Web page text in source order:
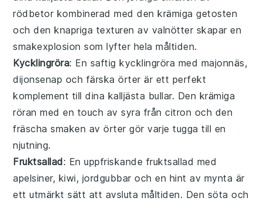
rödbetor kombinerad med den krämigagetosten
och den knapriga texturen av valnötter skapar en
smakexplosion som lyfter hela måltiden.
Kycklingröra: En saftigkycklingröra med majonnäs,
dijonsenap och färskaörter är ett perfekt
komplement till dina kalljästa bullar. Den krämiga
röran med en touch av syra fråncitron och den
fräscha smaken avörter gör varje tugga till en
njutning.
Fruktsallad: En uppfriskande fruktsallad med
apelsiner, kiwi, jordgubbar och en hint av mynta är
ett utmärkt sätt att avsluta måltiden. Den söta och